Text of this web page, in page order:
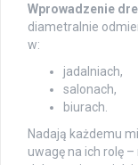
Wprowadzenie
diametralnie
w:
jadalniach,
salonach,
biurach.
Nadają każdemu
uwagę na ich rolę